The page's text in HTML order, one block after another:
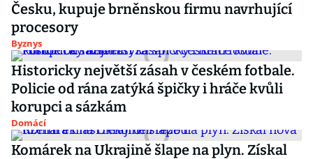
Česku, kupuje brněnskou firmu navrhující
procesory
Byznys
Historicky největší zásah v českém fotbale.
Policie od rána zatýká špičky i hráče kvůli
korupci a sázkám
Domácí
Komárek na Ukrajině šlape na plyn. Získal